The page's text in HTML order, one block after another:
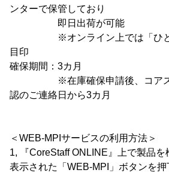
ンターで保管しており
即日出荷が可能
※オンライン上では「ひとつ
目印
確保期間：3カ月
※在庫確保申請後、コアスタ
認のご連絡日から3カ月
＜WEB-MPIサービスの利用方法＞
1, 『CoreStaff ONLINE』上で製品を
表示された「WEB-MPI」ボタンを押